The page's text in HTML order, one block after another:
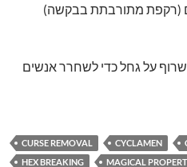
(רקפת מתורבתת בבקשה)
על גחל כדי לשחרר אנשים
CURSE REMOVAL CYCLAMEN
HEX BREAKING
MAGICAL